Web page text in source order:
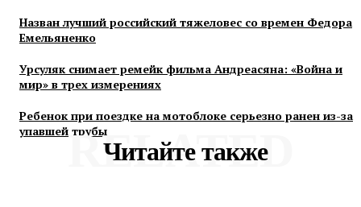
Назван лучший российский тяжеловес со времен Федора
Емельяненко
Урсуляк снимает ремейк фильма Андреасяна: «Война и
мир» в трех измерениях
Ребенок при поездке на мотоблоке серьезно ранен из-за
упавшей трубы
Читайте также
RELATED